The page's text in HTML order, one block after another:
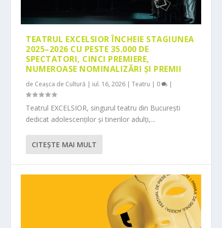
TEATRUL EXCELSIOR ÎNCHEIE STAGIUNEA
2025–2026 CU PESTE 35.000 DE
SPECTATORI, CINCI PREMIERE,
NUMEROASE NOMINALIZĂRI ȘI PREMII
de Ceașca de Cultură | iul. 16, 2026 |Teatru | 0 |
Teatrul EXCELSIOR, singurul teatru din București
dedicat adolescenților și tinerilor adulți,...
CITEŞTE MAI MULT